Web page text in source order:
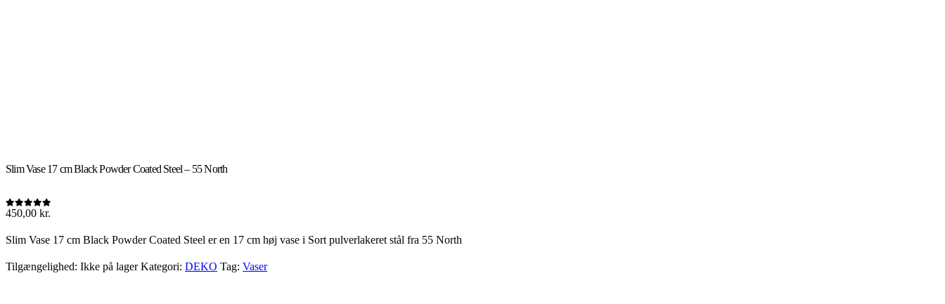
Slim Vase 17 cm Black Powder Coated Steel – 55 North
0out of 5
450,00 kr.
Slim Vase 17 cm Black Powder Coated Steel er en 17 cm høj vase i Sort pulverlakeret stål fra 55 North
Tilgængelighed: Ikke på lager Kategori: DEKO Tag: Vaser